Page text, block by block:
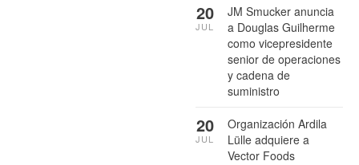
JM Smucker anuncia
a Douglas Guilherme
como vicepresidente
senior de operaciones
y cadena de
suministro
20
JUL
Organización Ardila
Lülle adquiere a
Vector Foods
20
JUL